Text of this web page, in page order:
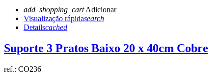
add_shopping_cartAdicionar
Visualização rápidasearch
Detailscached
Suporte 3 Pratos Baixo 20 x 40cm Cobre
ref.: CO236